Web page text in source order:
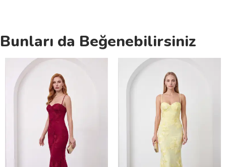
Bunları da Beğenebilirsiniz